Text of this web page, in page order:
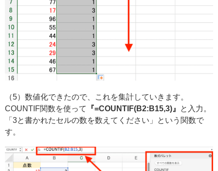
（5）数値化できたので、これを集計していきます。
COUNTIF関数を使って
『=COUNTIF(B2:B15,3)』
と入力。
「3と書かれたセルの数を数えてください」という関数で
す。